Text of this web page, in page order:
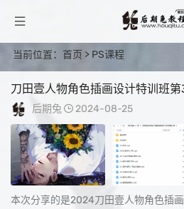
当前位置： 首页 > PS课程
刀田壹人物角色插画设计特训班
后期兔 2024-08-25
本次分享的是2024刀田壹人物角色插